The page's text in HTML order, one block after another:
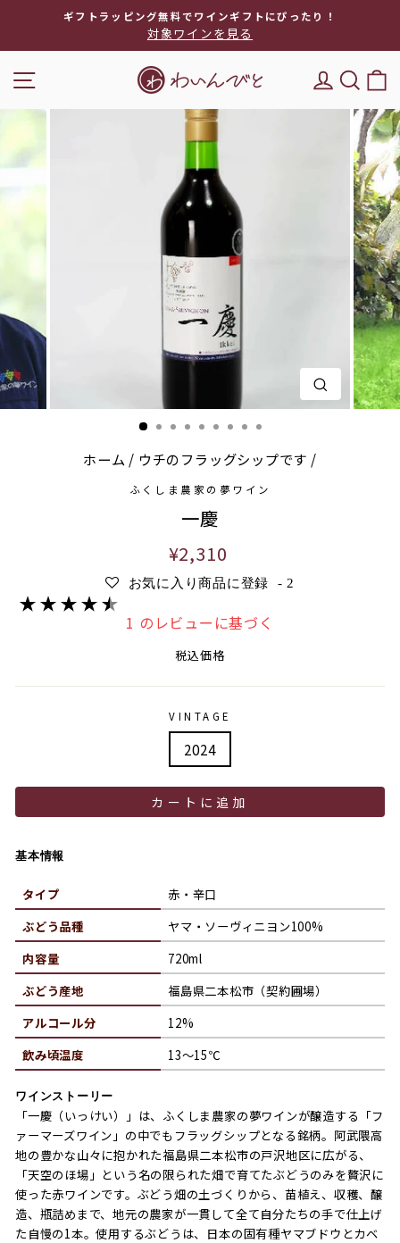
ス
イ
シ
ョ
ー
を
停
ギフトラッピング無料でワインギフトにぴったり！
対象ワインを見る
キー
閉じる
ホーム / ウチのフラッグシップです /
ふくしま農家の夢ワイン
一慶
通
価
¥2,310
お気に入り商品に登録 - 2
1 のレビューに基づく
税込価格
VINTAGE
2024
カートに追加
基本情報
タイプ
赤・辛口
ぶどう品種
ヤマ・ソーヴィニヨン100%
内容量
720ml
ぶどう産地
福島県二本松市（契約圃場）
アルコール分
12%
飲み頃温度
13～15℃
ワインストーリー
「一慶（いっけい）」は、ふくしま農家の夢ワインが醸造する「フ
ァーマーズワイン」の中でもフラッグシップとなる銘柄。阿武隈高
地の豊かな山々に抱かれた福島県二本松市の戸沢地区に広がる、
「天空のほ場」という名の限られた畑で育てたぶどうのみを贅沢に
使った赤ワインです。ぶどう畑の土づくりから、苗植え、収穫、醸
造、瓶詰めまで、地元の農家が一貫して全て自分たちの手で仕上げ
た自慢の1本。使用するぶどうは、日本の固有種ヤマブドウとカベ